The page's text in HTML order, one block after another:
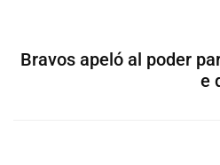
Bravos apeló al poder
e